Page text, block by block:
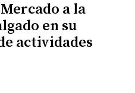
a la
en su
actividades